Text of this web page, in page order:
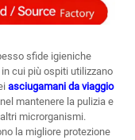
sfide igieniche
cui più ospiti utilizzano
asciugamani da viaggio
mantenere la pulizia e
microrganismi.
la migliore protezione